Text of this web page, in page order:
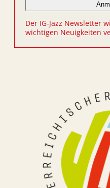
Der IG-Jazz Newsletter
wichtigen Neuigkeiten